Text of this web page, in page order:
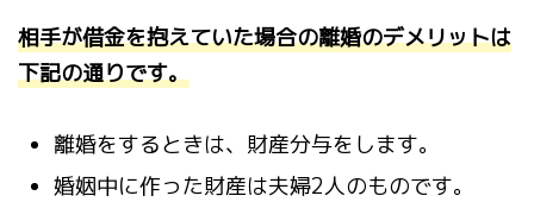
相手が借金を抱えていた場合の離婚のデメリットは
下記の通りです。
離婚をするときは、財産分与をします。
婚姻中に作った財産は夫婦2人のものです。